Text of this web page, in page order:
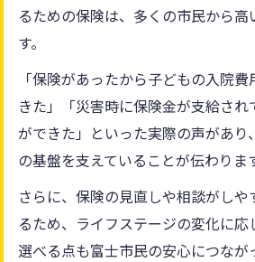
るための保険は、多くの市民から高
す。
「保険があったから子どもの入院
きた」「災害時に保険金が支給さ
ができた」といった実際の声があり
の基盤を支えていることが伝わりま
さらに、保険の見直しや相談がしや
るため、ライフステージの変化に応
選べる点も富士市民の安心につなが